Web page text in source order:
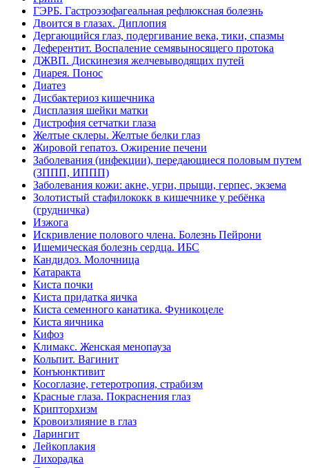
соответствующие услуги.
Пятков Е.В., 30.08.2018
Отлично!
Выражаю благодарность педиатру Нечаевой
Светлане Александровне за скрупулезный подход к
решению проблемы, с которой мы обратились. Хочу
отметить, что врач очень внимательно и подробно
проанализировала нашу ситуацию, посколько могу
судить, профессионально поставила диагноз,
назначила взвешенное и щадящее лечение. Спасибо
персоналу клиники за приветливое отношение и
профессионализм!
Гончарова А.В., 07.08.2018
ГЭРБ. Гастроэзофагеальная рефлюксная болезнь
Двоится в глазах. Диплопия
Дергающийся глаз, подергивание века, тики, спазмы
Деферентит. Воспаление семявыносящего протока
ДЖВП. Дискинезия желчевыводящих путей
Диарея. Понос
Диатез
Дисбактериоз кишечника
Дисплазия шейки матки
Дистрофия сетчатки глаза
Желтые склеры. Желтые белки глаз
Жировой гепатоз. Ожирение печени
Заболевания (инфекции), передающиеся половым путем
(ЗППП, ИППП)
Заболевания кожи: акне, угри, прыщи, герпес, экзема
Золотистый стафилококк в кишечнике у ребёнка
(грудничка)
Изжога
Искривление полового члена. Болезнь Пейрони
Ишемическая болезнь сердца. ИБС
Кандидоз. Молочница
Катаракта
Киста почки
Киста придатка яичка
Киста семенного канатика. Фуникоцеле
Киста яичника
Кифоз
Климакс. Женская менопауза
Кольпит. Вагинит
Конъюнктивит
Косоглазие, гетеротропия, страбизм
Красные глаза. Покраснения глаз
Крипторхизм
Кровоизлияние в глаз
Ларингит
Лейкоплакия
Лихорадка